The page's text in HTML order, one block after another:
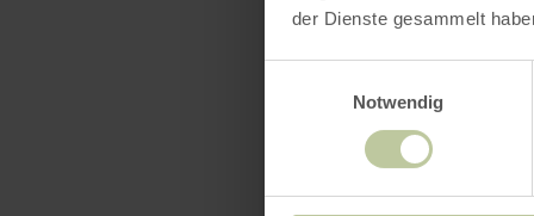
der Dienste gesammelt
Notwendig